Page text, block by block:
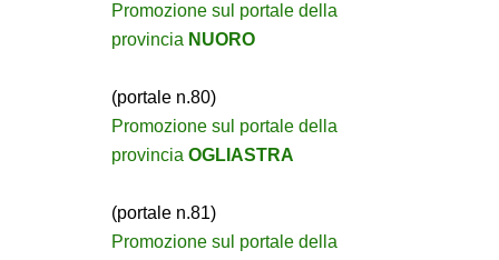
Promozione sul portale della
provincia NUORO
(portale n.80)
Promozione sul portale della
provincia OGLIASTRA
(portale n.81)
Promozione sul portale della